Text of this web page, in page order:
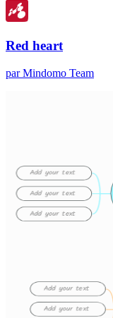
Red heart
par Mindomo Team